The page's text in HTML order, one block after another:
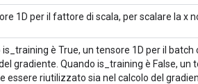
1D per il fattore di scala, per scalare la x
is_training è True, un tensore 1D per il
gradiente. Quando is_training è False, un
essere riutilizzato sia nel calcolo del